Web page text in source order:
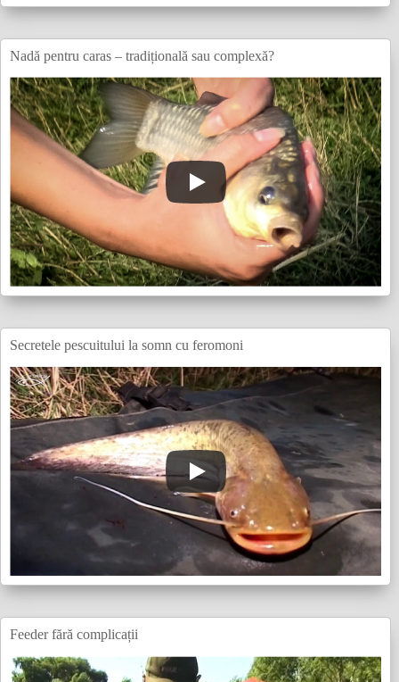
Nadă pentru caras – tradițională sau complexă?
Secretele pescuitului la somn cu feromoni
Feeder fără complicații